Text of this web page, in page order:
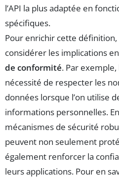
l’API la plus adaptée en
spécifiques.
Pour enrichir cette
considérer les implications
de conformité. Par exemple,
nécessité de respecter les
données lorsque l’on utilise
informations personnelles.
mécanismes de sécurité
peuvent non seulement
également renforcer la
leurs applications. Pour en